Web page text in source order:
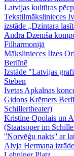
Latvijas kultūras
Tekstilmākslinieces
izstāde „Dzintara
Andra Dzenīša
Filharmonijā
Mākslinieces Ilzes
Berlīnē
Izstāde "Latvijas
Steben
Ivetas Apkalnas
Gidons Krēmers
Schillertheater)
Kristīne Opolais un
(Staatsoper im
''Norvēģu nakts'' ar
Alvja Hermaņa